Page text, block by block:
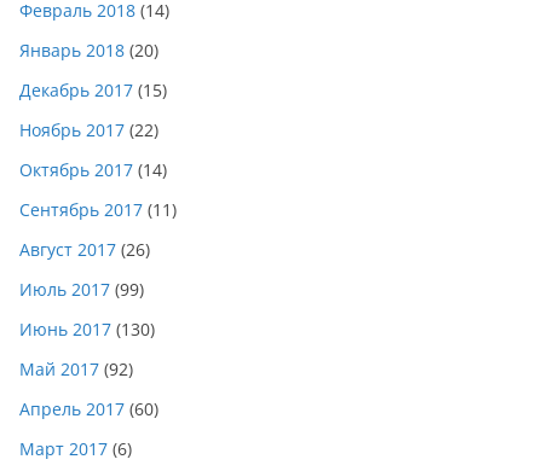
Февраль 2018 (14)
Январь 2018 (20)
Декабрь 2017 (15)
Ноябрь 2017 (22)
Октябрь 2017 (14)
Сентябрь 2017 (11)
Август 2017 (26)
Июль 2017 (99)
Июнь 2017 (130)
Май 2017 (92)
Апрель 2017 (60)
Март 2017 (6)